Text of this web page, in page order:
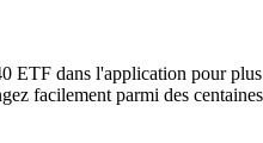
ETF dans l'application pour plus
facilement parmi des centaines